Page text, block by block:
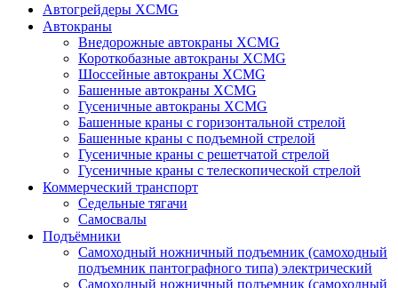
Автогрейдеры XCMG
Автокраны
Внедорожные автокраны XCMG
Короткобазные автокраны XCMG
Шоссейные автокраны XCMG
Башенные автокраны XCMG
Гусеничные автокраны XCMG
Башенные краны с горизонтальной стрелой
Башенные краны с подъемной стрелой
Гусеничные краны с решетчатой стрелой
Гусеничные краны с телескопической стрелой
Коммерческий транспорт
Седельные тягачи
Самосвалы
Подъёмники
Самоходный ножничный подъемник (самоходный
подъемник пантографного типа) электрический
Самоходный ножничный подъемник (самоходный